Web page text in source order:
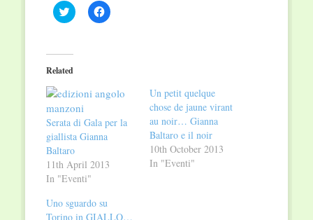
Click
to
(Opens
in
new
Click
to
Related
Serata di Gala per la
giallista Gianna
Baltaro
11th April 2013
In "Eventi"
Un petit quelque
chose de jaune virant
au noir… Gianna
Baltaro e il noir
10th October 2013
In "Eventi"
Uno sguardo su
Torino in GIALLO…